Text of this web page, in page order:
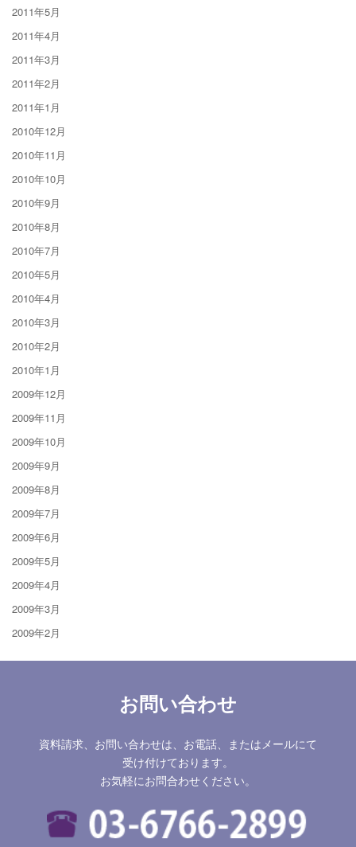
2011年5月
2011年4月
2011年3月
2011年2月
2011年1月
2010年12月
2010年11月
2010年10月
2010年9月
2010年8月
2010年7月
2010年5月
2010年4月
2010年3月
2010年2月
2010年1月
2009年12月
2009年11月
2009年10月
2009年9月
2009年8月
2009年7月
2009年6月
2009年5月
2009年4月
2009年3月
2009年2月
お問い合わせ
資料請求、お問い合わせは、お電話、またはメールにて
受け付けております。
お気軽にお問合わせください。